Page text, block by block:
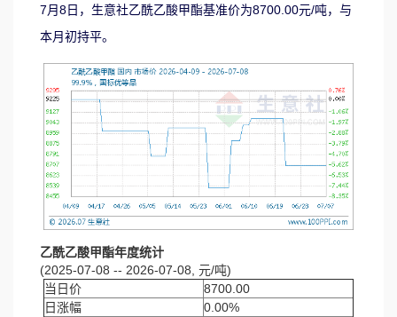
7月8日，生意社乙酰乙酸甲酯基准价为8700.00元/吨，与
本月初持平。
乙酰乙酸甲酯年度统计
(2025-07-08 -- 2026-07-08, 元/吨)
当日价
8700.00
日涨幅
0.00%